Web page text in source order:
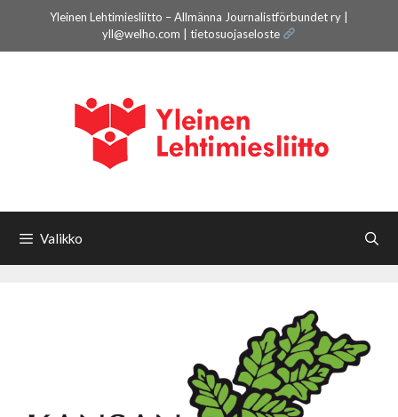
Yleinen Lehtimiesliitto – Allmänna Journalistförbundet ry |
yll@welho.com |tietosuojaseloste
Valikko